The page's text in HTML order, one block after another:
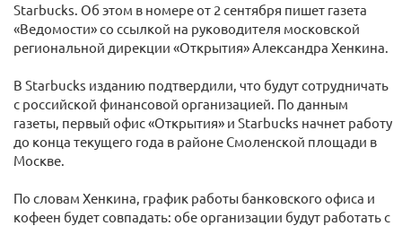
Starbucks. Об этом в номере от 2 сентября пишет газета
«Ведомости» со ссылкой на руководителя московской
региональной дирекции «Открытия» Александра Хенкина.
В Starbucks изданию подтвердили, что будут сотрудничать
с российской финансовой организацией. По данным
газеты, первый офис «Открытия» и Starbucks начнет работу
до конца текущего года в районе Смоленской площади в
Москве.
По словам Хенкина, график работы банковского офиса и
кофеен будет совпадать: обе организации будут работать с